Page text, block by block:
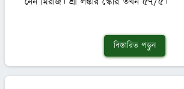
বিস্তারিত পড়ুন